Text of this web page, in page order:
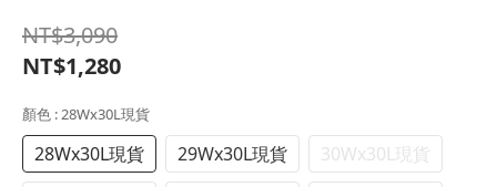
NT$3,090
NT$1,280
顏色 : 28Wx30L現貨
28Wx30L現貨 29Wx30L現貨
30Wx30L現貨